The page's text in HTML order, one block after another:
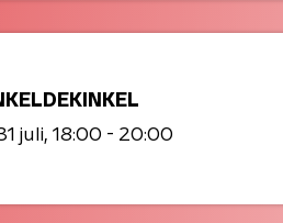
juli 18:00 - 20:00